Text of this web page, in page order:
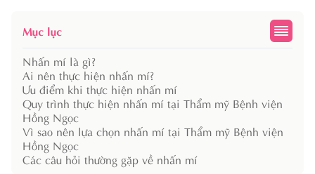
Mục lục
Nhấn mí là gì?
Ai nên thực hiện nhấn mí?
Ưu điểm khi thực hiện nhấn mí
Quy trình thực hiện nhấn mí tại Thẩm mỹ Bệnh viện
Hồng Ngọc
Vì sao nên lựa chọn nhấn mí tại Thẩm mỹ Bệnh viện
Hồng Ngọc
Các câu hỏi thường gặp về nhấn mí